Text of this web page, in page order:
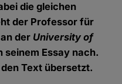
die gleichen
der Professor für
der University of
seinem Essay nach.
Text übersetzt.